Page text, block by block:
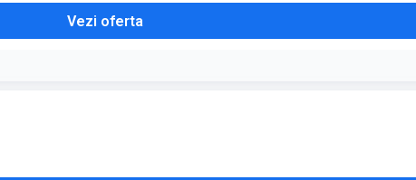
Vezi oferta